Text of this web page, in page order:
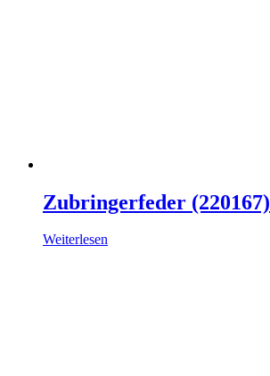
Zubringerfeder (220167)
Weiterlesen